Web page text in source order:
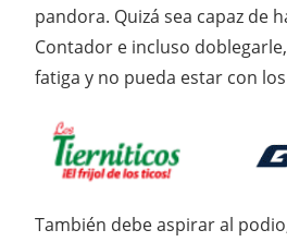
pandora. Quizá sea capaz de
Contador e incluso
fatiga y no pueda estar con
También debe aspirar al